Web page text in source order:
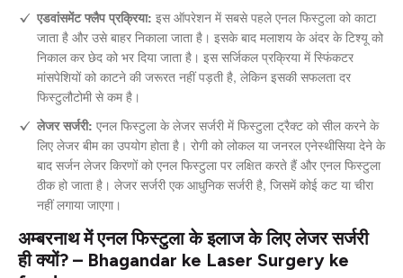
एडवांसमेंट फ्लैप प्रक्रिया: इस ऑपरेशन में सबसे पहले एनल फिस्टुला को काटा
जाता है और उसे बाहर निकाला जाता है। इसके बाद मलाशय के अंदर के टिश्यू को
निकाल कर छेद को भर दिया जाता है। इस सर्जिकल प्रक्रिया में स्फिंकटर
मांसपेशियों को काटने की जरूरत नहीं पड़ती है, लेकिन इसकी सफलता दर
फिस्टुलौटोमी से कम है।
लेजर सर्जरी: एनल फिस्टुला के लेजर सर्जरी में फिस्टुला ट्रैक्ट को सील करने के
लिए लेजर बीम का उपयोग होता है। रोगी को लोकल या जनरल एनेस्थीसिया देने के
बाद सर्जन लेजर किरणों को एनल फिस्टुला पर लक्षित करते हैं और एनल फिस्टुला
ठीक हो जाता है। लेजर सर्जरी एक आधुनिक सर्जरी है, जिसमें कोई कट या चीरा
नहीं लगाया जाएगा।
अम्बरनाथ में एनल फिस्टुला के इलाज के लिए लेजर सर्जरी
ही क्यों? – Bhagandar ke Laser Surgery ke